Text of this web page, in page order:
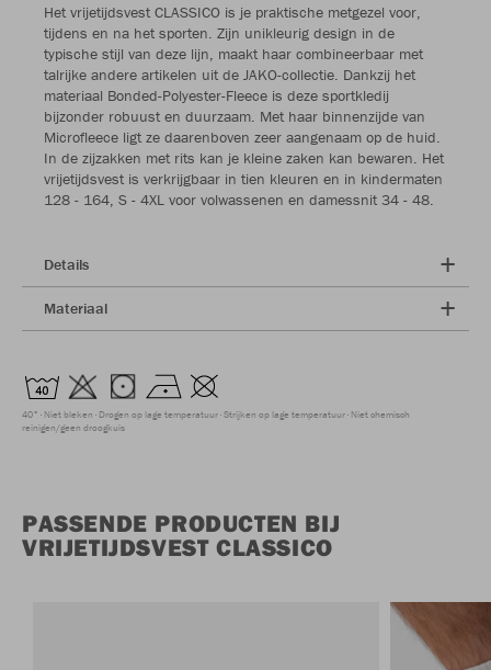
Het vrijetijdsvest CLASSICO is je praktische metgezel voor,
tijdens en na het sporten. Zijn unikleurig design in de
typische stijl van deze lijn, maakt haar combineerbaar met
talrijke andere artikelen uit de JAKO-collectie. Dankzij het
materiaal Bonded-Polyester-Fleece is deze sportkledij
bijzonder robuust en duurzaam. Met haar binnenzijde van
Microfleece ligt ze daarenboven zeer aangenaam op de huid.
In de zijzakken met rits kan je kleine zaken kan bewaren. Het
vrijetijdsvest is verkrijgbaar in tien kleuren en in kindermaten
128 - 164, S - 4XL voor volwassenen en damessnit 34 - 48.
Details
Materiaal
40° Niet bleken Drogen op lage temperatuur Strijken op lage temperatuur Niet chemisch
reinigen/geen droogkuis
PASSENDE PRODUCTEN BIJ
VRIJETIJDSVEST CLASSICO